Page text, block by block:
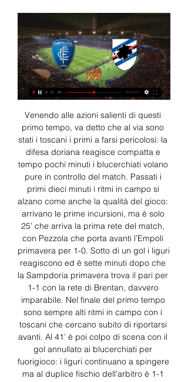
Venendo alle azioni salienti di questi primo tempo, va detto che al via sono stati i toscani i primi a farsi pericolosi: la difesa doriana reagisce compatta e tempo pochi minuti i blucerchiati volano pure in controllo del match. Passati i primi dieci minuti i ritmi in campo si alzano come anche la qualità del gioco: arrivano le prime incursioni, ma è solo 25’ che arriva la prima rete del match, con Pezzola che porta avanti l’Empoli primavera per 1-0. Sotto di un gol i liguri reagiscono ed è sette minuti dopo che la Sampdoria primavera trova il pari per 1-1 con la rete di Brentan, davvero imparabile. Nel finale del primo tempo sono sempre alti ritmi in campo con i toscani che cercano subito di riportarsi avanti. Al 41’ è poi colpo di scena con il gol annullato ai blucerchiati per fuorigioco: i liguri continuano a spingere ma al duplice fischio dell’arbitro è 1-1 sul tabellone. 

DIRETTA EMPOLI SAMPDORIA PRIMAVERA STREAMING VIDEO E TV: COME SEGUIRE LA PARTITALa diretta tv di Empoli Sampdoria Primavera sarà garantita da Sportitalia, che è la casa del Campionato Primavera 1, sul proprio canale SI Solocalcio in chiaro per tutti, oppure sarà disponibile anche la diretta streaming video accessibile tramite il sito Internet www. 

Empoli Primavera in diretta s | AAC in Early Intervention (streaming-) Inter Primavera — Empoli Primavera in diretta streaming 25/08/2023 3 minuti fa — Sassuolo-Sampdoria Primavera, streaming LIVE e diretta TV ...

Risultati Primavera 1 2023/2024 in diretta, Calcio Italia - Diretta. itSei sui risultati Primavera 1 2023/2024 pagina nella sezione Calcio/Italia. Diretta. it offre livescore Primavera 1 2023/2024, partite di Primavera 1 2023/2024, risultati parziali e finali, classifiche Primavera 1 2023/2024 e dettagli del match. Oltre i risultati Primavera 1 2023/2024 puoi seguire 1000+ competizioni su 30+ sport del mondo su Diretta. it. Devi solo cliccare sul nome dello sport nel menu in alto o sul nome della nazione a sinistra e selezionare la competizione scelta. 

Empoli-Sampdoria Primavera: live, cronaca e formazioni 15 ore fa — Empoli-Sampdoria Primavera: dove vederla in TV. La partita si giocherà questo venerdì 15 dicembre, calcio d'inizio alle 14:30 al Centro Sportivo ...

La Sampdoria Primavera dal canto suo è reduce da cinque sconfitte nelle ultime sei giornate e di conseguenza la posizione è più critica, perché vanta 14 punti in classifica, che sono stati frutto di quattro vittorie, due pareggi e ben sette sconfitte nelle prime tredici giornate di campionato, con una differenza reti che è scivolata in negativo (-3), perché i gol segnati dalla Sampdoria sono venti, mentre assommano a ventitré quelli subiti. I numeri ci dicono questo, almeno sulla carta: parola al campo, finalmente la diretta di Empoli Sampdoria Primavera comincia per davvero! (Aggiornamento di Mauro Mantegazza)DIRETTA EMPOLI SAMPDORIA PRIMAVERA STREAMING VIDEO TV: COME VEDERE LA PARTITALa diretta tv di Empoli Sampdoria Primavera sarà trasmessa su Sportitalia, il canale principale che questa emittente mette a disposizione al numero 60 del digitale terrestre; la casa del campionato Primavera fornisce poi due soluzioni per assistere alla partita con il servizio di diretta streaming video. 

DIRETTA/ Empoli Sampdoria Primavera (risultato 0-0) 49 minuti fa — Diretta Empoli Sampdoria Primavera streaming video e tv, probabili formazioni, quote e risultato live della sfida valida per la 14^ giornata ...

Empoli Sampdoria Primavera, streaming LIVE e diretta TV: dove vedere la partitaEmpoli-Fiorentina Primavera, venerdì 15 ottobre alle ore 14. 30 in streaming e diretta tv. Come non perdersi il match La Sampdoria Primavera scende in campo contro l’Empoli per la 14a giornata del campionato 2023/24. Il match è in programma venerdì 15 dicembre alle ore 14. 30. Empoli-Sampdoria Primavera, streaming live e diretta tv: dove vedere la partita La sfida sarà trasmessa in diretta tv e in streaming su Sportitalia. Probabili formazioni Empoli-Samp Primavera: le scelte dei tecnici SAMPDORIA (4-3-3): Scardigno; Buyla, D’Amore, Devic, Langella; Alesi, Conti, Valisena; Ntanda, Polli, Lemina. Allenatore: Sassarini. 

Empoli-Sampdoria Primavera, streaming LIVE e diretta TV: dove vedere la partitaSampnews24·12 dicembre 2023Empoli-Sampdoria Primavera, streaming LIVE e diretta TV: dove vedere la partitaEmpoli-Fiorentina Primavera, venerdì 15 ottobre alle ore 14. 30 in streaming e diretta tv. Come non perdersi il matchLa Sampdoria Primavera scende in campo contro l’Empoli per la 14a giornata del campionato 2023/24. Il match è in programma venerdì 15 dicembre alle ore 14. 30. Empoli-Sampdoria Primavera, streaming live e diretta tv: dove vedere la partitaLa sfida sarà trasmessa in diretta tv e in streaming su Sportitalia. Probabili formazioni Empoli-Samp Primavera: le scelte dei tecniciSAMPDORIA (4-3-3): Scardigno; Buyla, D’Amore, Devic, Langella; Alesi, Conti, Valisena; Ntanda, Polli, Lemina. 

DIRETTA/ Empoli Sampdoria Primavera (risultato finale 2-2) Trimboli trova il pari! DIRETTA EMPOLI SAMPDORIA PRIMAVERA (RISULTATO FINALE 2-2)Termina qui la diretta tra Empoli e Sampdoria primavera e al triplice fischio finale è pareggio col risultato di 2-2. Raccontando le ultime emozioni di questa bella partita per la 19^ giornata di campionato va detto che al via del secondo tempo sono stati subito i doriani a prendere in mano le redini del gioco: i toscani reagiscono subito e sono di nuovo gran ritmi in campo. È poi al 63’ che la formazione azzurra trova il raddoppio con Lipari: la Sampdoria primavera prova allora a rendersi subito pericolosa, ma la doppia chance da gol al 68’ non vengono finalizzate. 

DIRETTA/ Empoli Sampdoria Primavera (risultato 0-0) video streaming tv: si gioca! (15 dicembre 2023)DIRETTA EMPOLI SAMPDORIA PRIMAVERA (RISULTATO 0-0): SI GIOCAIl fischio d’inizio è imminente, presentiamo la diretta di Empoli Sampdoria Primavera analizzando le statistiche nel campionato Primavera 1 della formazione toscana e dei blucerchiati verso il match odierno. L’Empoli Primavera è reduce da tre pareggi e una sconfitta nelle ultime quattro partite giocate, un trend in calo per una formazione che globalmente finora ha fatto bene e troviamo a quota 19 punti in classifica, frutto di quattro vittorie, sette pareggi e due sconfitte, con una differenza reti naturalmente positiva (+5), grazie a diciannove gol segnati a fronte dei quattordici invece al passivo. 

Calcio: Empoli U19 Risultati in diretta, Calendario, Risultati ITALIAPrimavera 1. Lecce U19. Empoli U19. 10.12. 04:00. Empoli U19. Sampdoria U19. 15.12. 05:30. Torino U19. Empoli U19. 22.12. 07:30. Empoli U19. Bologna U19.

Empoli Primavera Sampdoria Primavera in diretta gratis 14 ore fa — 1 dic 2023 — Oggi Cagliari Primavera Empoli Primavera in diretta streaming 02.12.2023 Qui puoi trovare tutti gli elenchi TV e in streaming per Campionato .

Quanto alla differenza reti, è decisamente positiva per la Sampdoria Primavera (+17), in virtù di 36 gol segnati e 19 subiti. Adesso però basta numeri, la parola passa al campo: Empoli Sampdoria Primavera comincia! (Aggiornamento di Mauro Mantegazza)OSPITI FAVORITIEmpoli Sampdoria Primavera, in diretta alle ore 10. 30 di questa mattina, sarà una delle due partite che apriranno il programma della domenica, 18 aprile 2021, per quanto riguarda la diciannovesima giornata del campionato Primavera 1. 

sportitalia. com oppure l’app di Sportitalia. SI GIOCASiamo pronti a vivere Empoli Sampdoria Primavera, ci resta il tempo per dare uno sguardo alle statistiche stagionali delle due formazioni nel Campionato Primavera 1. Il bilancio non è di esaltante per l’Empoli, che finora ha raccolto 22 punti ma in sole quindici partite giocate (variabile da considerare), con un bottino di sette vittorie, un pareggio e sette sconfitte e un cammino altalenante pure in casa ma discreto, fatto di quattro vittorie, un pareggio e tre sconfitte su otto incontri. La differenza reti complessiva è invece pari a -1, perché la Primavera dell’Empoli ha segnato 30 gol e ne ha incassati 31. Cammino invece davvero magnifico per quanto riguarda la Sampdoria: la Primavera blucerchiata è ai vertici della classifica con 37 punti al proprio attivo, maturati attraversi undici vittorie, quattro pareggi e tre sconfitte, in trasferta quattro successi ma anche due pareggi e tre sconfitte su nove partite. 

L’Empoli ha perso l’occasione di agganciare la zona play off cadendo sul campo del Lecce, seconda sconfitta consecutiva per i toscani considerando il ko in Coppa Italia contro il Milan. La Sampdoria a sua volta ha subito una dura battuta d’arresto contro la Fiorentina, che ha calato il poker in casa dei blucerchiati. Samp reduce da due sconfitte di fila in campionato considerando il derby precedentemente perso contro il Genoa, la squadra resta a distanza di sicurezza dall’ultimo posto ma ai blucerchiati manca per ora la continuità per poter pensare di lottare per un posto nei play off. PROBABILI FORMAZIONI EMPOLI SAMPDORIA PRIMAVERALe probabili formazioni della diretta Empoli Sampdoria Primavera, match che andrà in scena al Centro Sportivo Petroio di Vinci. Per l’Empoli, Alessandro Birindelli schiererà la squadra con un 4-3-3 come modulo. 

Questa la formazione di partenza: Seghetti; Barsi, Corona, Stassin, Ignacchiti; Indragoli, Kaczmarski, Mannelli; Vallarelli, Bucancil, Barsotti. Risponderà la Sampdoria allenata da David Sassarini con un 4-3-3 così schierato dal primo minuto: Scardigno; Buyla, D’Amore, Devic, Langella; Alesi, Conti, Valisena; Ntanda, Polli, Lemina. EMPOLI SAMPDORIA PRIMAVERA LE QUOTE PER LE SCOMMESSEPer chi vorrà scommettere sulla diretta Empoli Sampdoria Primavera, ecco le quote fissate dall’agenzia di scommesse Snai per la sfida di Serie B. 

Streaming: Empoli Primavera-Milan Primavera diretta 6 dicemb | Is Streaming: Empoli Primavera-Milan Primavera diretta 6 dicembre 2023 in linea 2 ore fa — 6 giorni fa — [STREAMING#] Milano Primavera Sampdoria Primavera in ...

Guida TV: dove vedere t